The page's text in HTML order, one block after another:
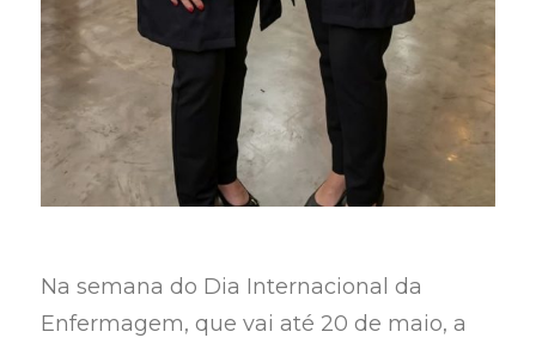
Na semana do Dia Internacional da
Enfermagem, que vai até 20 de maio, a